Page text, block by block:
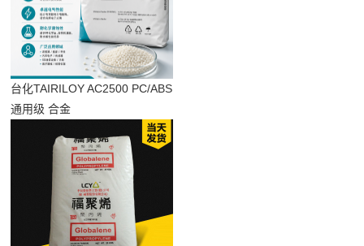
台化TAIRILOY AC2500 PC/ABS
通用级 合金